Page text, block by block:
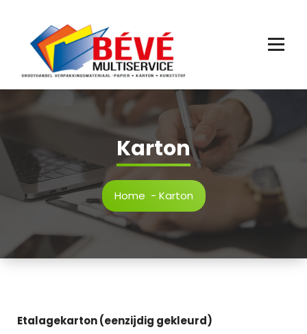
inhoud
Karton
Home - Karton
Etalagekarton (eenzijdig gekleurd)